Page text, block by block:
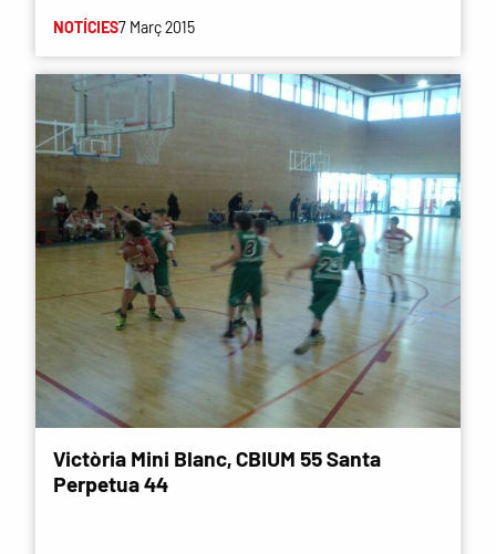
NOTÍCIES7 Març 2015
Victòria Mini Blanc, CBIUM 55 Santa
Perpetua 44